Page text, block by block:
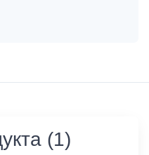
(1)